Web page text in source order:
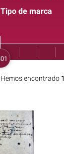
Tipo de marca
Hemos encontrado 1